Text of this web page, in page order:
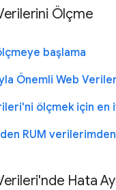
Ölçme
başlama
Önemli Web
ölçmek için en
RUM
Hata